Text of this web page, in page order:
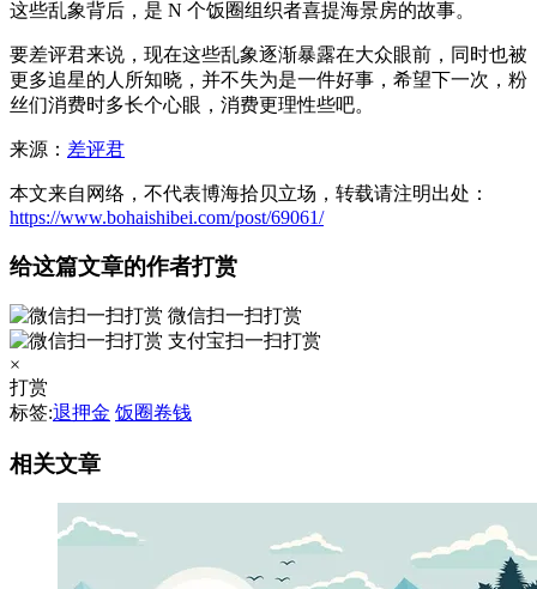
这些乱象背后，是 N 个饭圈组织者喜提海景房的故事。
要差评君来说，现在这些乱象逐渐暴露在大众眼前，同时也被
更多追星的人所知晓，并不失为是一件好事，希望下一次，粉
丝们消费时多长个心眼，消费更理性些吧。
来源： 差评君
本文来自网络，不代表博海拾贝立场，转载请注明出处：
https://www.bohaishibei.com/post/69061/
给这篇文章的作者打赏
微信扫一扫打赏
支付宝扫一扫打赏
×
打赏
标签:退押金 饭圈卷钱
相关文章